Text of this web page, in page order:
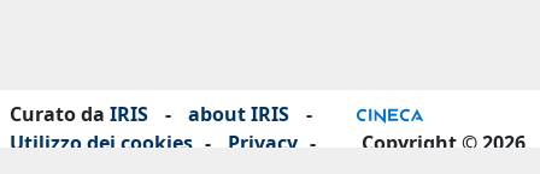
Curato da IRIS - about IRIS
-
Utilizzo dei cookies - Privacy -
Copyright © 2026